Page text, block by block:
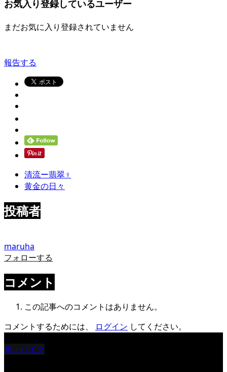
お気入り登録しているユーザー
まだお気に入り登録されていません
報告する
清流ー翡翠♀
黄金の日々
投稿者
maruha
フォローする
コメント
この記事へのコメントはありません。
コメントするためには、
ログイン してください。
車・バイク